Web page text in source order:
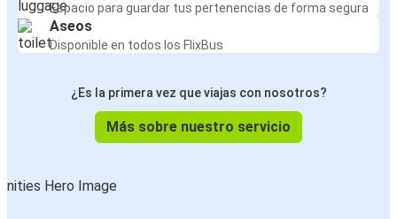
Espacio para guardar tus pertenencias de forma segura
Aseos
Disponible en todos los FlixBus
¿Es la primera vez que viajas con nosotros?
Más sobre nuestro servicio